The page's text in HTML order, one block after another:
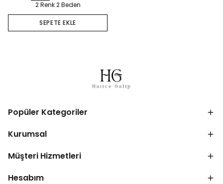
2 Renk 2 Beden
SEPETE EKLE
Popüler Kategoriler
Kurumsal
Müşteri Hizmetleri
Hesabım